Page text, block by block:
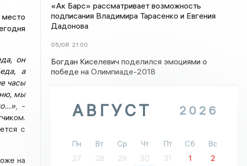
место
он
а
часы
мы
, -
с
на
«Ак Барс» рассматривает возможность
подписания Владимира Тарасенко и Евгения
Дадонова
05/08 21:00
Богдан Киселевич поделился эмоциями о
победе на Олимпиаде-2018
АВГУСТ 2026
Пн Вт Ср Чт Пт Сб
Вс
27
28 29 30 31 1
2